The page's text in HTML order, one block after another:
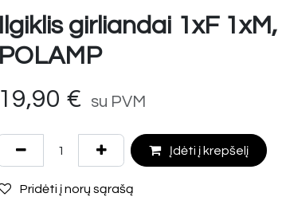
Ilgiklis girliandai 1xF
POLAMP
19,90 € su PVM
Įdėti į krepšelį
Pridėti į norų sąrašą